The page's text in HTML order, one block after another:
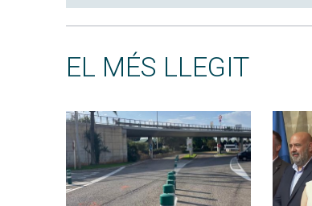
EL MÉS LLEGIT